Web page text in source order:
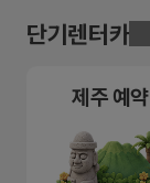
단기렌터카
제주 예약